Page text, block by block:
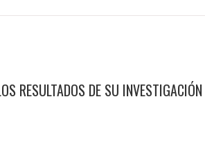
RESULTADOS DE SU